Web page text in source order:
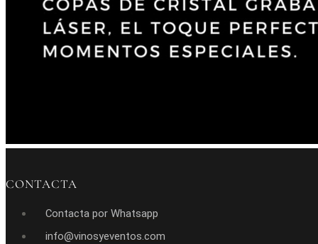
CONTACTA
Contacta por Whatsapp
info@vinosyeventos.com